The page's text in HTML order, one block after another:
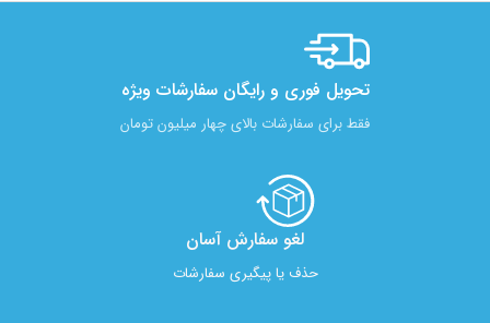
تحویل فوری و رایگان سفارشات ویژه
فقط برای سفارشات بالای چهار میلیون تومان
لغو سفارش آسان​
حذف یا پیگیری سفارشات